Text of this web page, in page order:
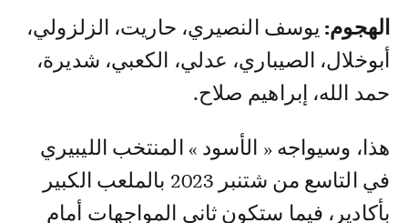
الهجوم: يوسف النصيري، حاريت، الزلزولي،
أبوخلال، الصيباري، عدلي، الكعبي، شديرة،
حمد الله، إبراهيم صلاح.
هذا، وسيواجه « الأسود » المنتخب الليبيري
في التاسع من شتنبر 2023 بالملعب الكبير
بأكادير، فيما ستكون ثاني المواجهات أمام